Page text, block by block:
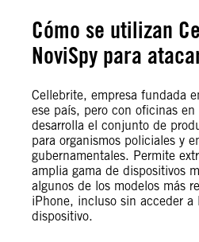
Cómo se utilizan
NoviSpy para
Cellebrite, empresa fundada
ese país, pero con oficinas
desarrolla el conjunto de
para organismos policiales y
gubernamentales. Permite
amplia gama de dispositivos
algunos de los modelos más
iPhone, incluso sin acceder a
dispositivo.